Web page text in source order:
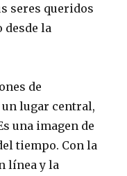
seres queridos
desde la
de
lugar central,
una imagen de
tiempo. Con la
línea y la